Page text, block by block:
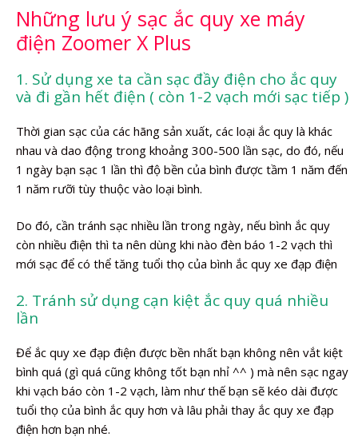
Những lưu ý sạc ắc quy xe máy
điện Zoomer X Plus
1. Sử dụng xe ta cần sạc đầy điện cho ắc quy
và đi gần hết điện ( còn 1-2 vạch mới sạc tiếp )
Thời gian sạc của các hãng sản xuất, các loại ắc quy là khác
nhau và dao động trong khoảng 300-500 lần sạc, do đó, nếu
1 ngày bạn sạc 1 lần thì độ bền của bình được tầm 1 năm đến
1 năm rưỡi tùy thuộc vào loại bình.
Do đó, cần tránh sạc nhiều lần trong ngày, nếu bình ắc quy
còn nhiều điện thì ta nên dùng khi nào đèn báo 1-2 vạch thì
mới sạc để có thể tăng tuổi thọ của bình ắc quy xe đạp điện
2. Tránh sử dụng cạn kiệt ắc quy quá nhiều
lần
Để ắc quy xe đạp điện được bền nhất bạn không nên vắt kiệt
bình quá (gì quá cũng không tốt bạn nhỉ ^^ ) mà nên sạc ngay
khi vạch báo còn 1-2 vạch, làm như thế bạn sẽ kéo dài được
tuổi thọ của bình ắc quy hơn và lâu phải thay ắc quy xe đạp
điện hơn bạn nhé.